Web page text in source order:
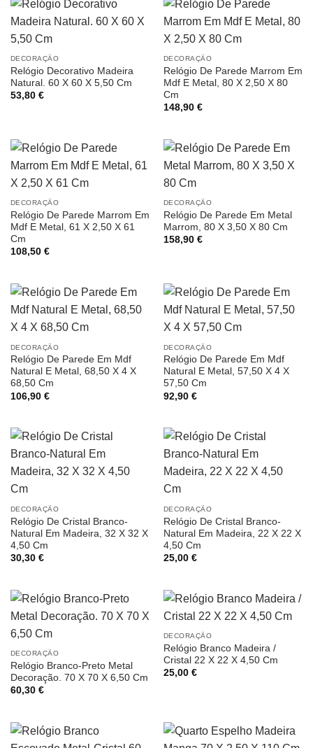
DECORAÇÃO
Relógio Decorativo Madeira
Natural. 60 X 60 X 5,50 Cm
53,80 €
DECORAÇÃO
Relógio De Parede Marrom Em
Mdf E Metal, 80 X 2,50 X 80
Cm
148,90 €
DECORAÇÃO
Relógio De Parede Marrom Em
Mdf E Metal, 61 X 2,50 X 61
Cm
108,50 €
DECORAÇÃO
Relógio De Parede Em Metal
Marrom, 80 X 3,50 X 80 Cm
158,90 €
DECORAÇÃO
Relógio De Parede Em Mdf
Natural E Metal, 68,50 X 4 X
68,50 Cm
106,90 €
DECORAÇÃO
Relógio De Parede Em Mdf
Natural E Metal, 57,50 X 4 X
57,50 Cm
92,90 €
DECORAÇÃO
Relógio De Cristal Branco-
Natural Em Madeira, 32 X 32 X
4,50 Cm
30,30 €
DECORAÇÃO
Relógio De Cristal Branco-
Natural Em Madeira, 22 X 22 X
4,50 Cm
25,00 €
DECORAÇÃO
Relógio Branco-Preto Metal
Decoração. 70 X 70 X 6,50 Cm
60,30 €
DECORAÇÃO
Relógio Branco Madeira /
Cristal 22 X 22 X 4,50 Cm
25,00 €